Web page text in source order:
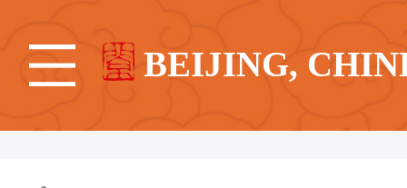
BEIJING,